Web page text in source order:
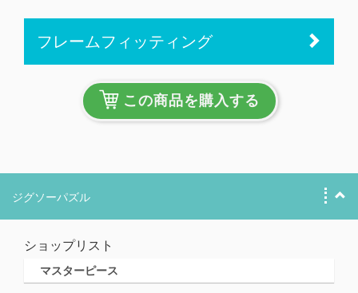
フレームフィッティング
この商品を購入する
ジグソーパズル
ショップリスト
マスターピース